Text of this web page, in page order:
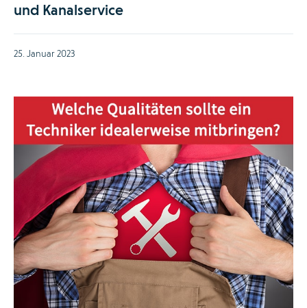
und Kanalservice
25. Januar 2023